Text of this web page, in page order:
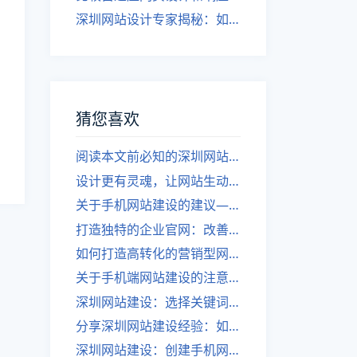
深圳网站设计专家揭秘：如何实现自适应网页设计
猜您喜欢
阅读本文前必知的深圳网站制作经验大全
设计更有灵魂，让网站生动有趣
关于手机网站建设的建议——深圳网站建设
打造独特的企业官网：改善你的网站设计与开发。
如何打造高转化的营销型网站——深圳网站建设
关于手机端网站建设的注意事项——深圳网站建设
深圳网站建设：选择关键词的注意事项分享
分享深圳网站建设经验：如何打造优秀的手机网站
深圳网站建设：创建手机网站的注意事项